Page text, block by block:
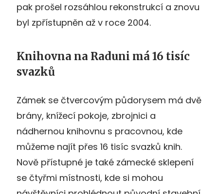
pak prošel rozsáhlou rekonstrukcí a znovu
byl zpřístupněn až v roce 2004.
Knihovna na Raduni má 16 tisíc
svazků
Zámek se čtvercovým půdorysem má dvě
brány, knížecí pokoje, zbrojnici a
nádhernou knihovnu s pracovnou, kde
můžeme najít přes 16 tisíc svazků knih.
Nově přístupné je také zámecké sklepení
se čtyřmi místnosti, kde si mohou